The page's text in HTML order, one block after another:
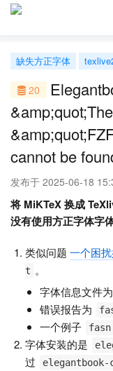
缺失方正字体
20
cannot be
发布于 2025-06-18
将 MiKTeX 换成
没有使用方正字体字
类似问题 一个困
t 。
字体信息文件为
错误报告为
一个例子
字体安装的是
过
elegantbook-